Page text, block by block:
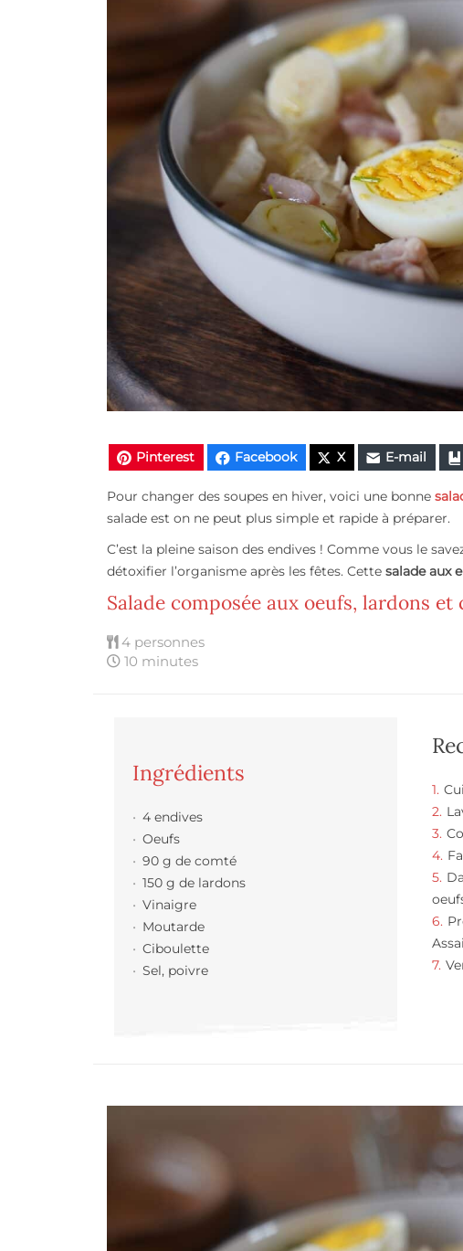
Pinterest Facebook X E-mail
Pour changer des soupes en hiver, voici une bonne
salade est on ne peut plus simple et rapide à préparer.
C’est la pleine saison des endives ! Comme vous le
détoxifier l’organisme après les fêtes. Cette salade aux
Salade composée aux oeufs, lardons et
4 personnes
10 minutes
Ingrédients
4 endives
Oeufs
90 g de comté
150 g de lardons
Vinaigre
Moutarde
Ciboulette
Sel, poivre